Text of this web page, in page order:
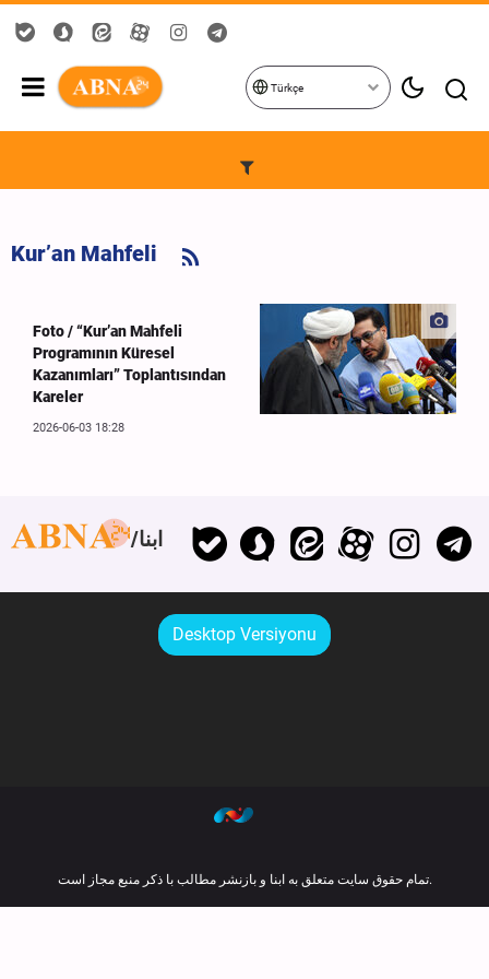
Türkçe
Kur’an Mahfeli
Foto / “Kur’an Mahfeli
Programının Küresel
Kazanımları” Toplantısından
Kareler
2026-06-03 18:28
ابنا
Desktop Versiyonu
تمام حقوق سایت متعلق به ابنا و بازنشر مطالب با ذکر منبع مجاز است.